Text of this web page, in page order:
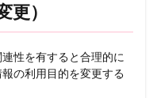
）
性を有すると合理的に
の利用目的を変更する